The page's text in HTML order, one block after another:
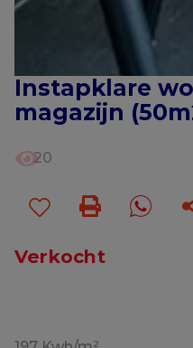
Instapklare
magazijn
20
Verkocht